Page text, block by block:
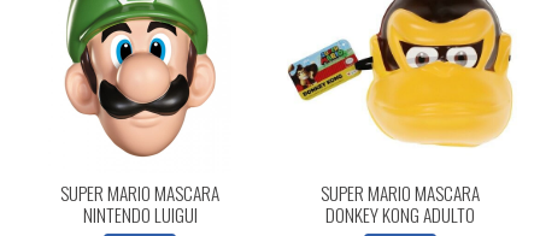
SUPER MARIO MASCARA
NINTENDO LUIGUI
SUPER MARIO MASCARA
DONKEY KONG ADULTO